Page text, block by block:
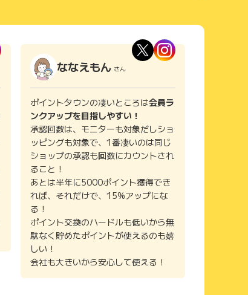
ななえもん さん
ポイントタウンの凄いところは会員ラ
ンクアップを目指しやすい！
承認回数は、モニターも対象だしショ
ッピングも対象で、1番凄いのは同じ
ショップの承認も回数にカウントされ
ること！
あとは半年に5000ポイント獲得でき
れば、それだけで、15%アップにな
る！
ポイント交換のハードルも低いから無
駄なく貯めたポイントが使えるのも嬉
しい！
会社も大きいから安心して使える！